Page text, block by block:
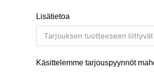
Lisätietoa
Käsittelemme tarjouspyynnöt